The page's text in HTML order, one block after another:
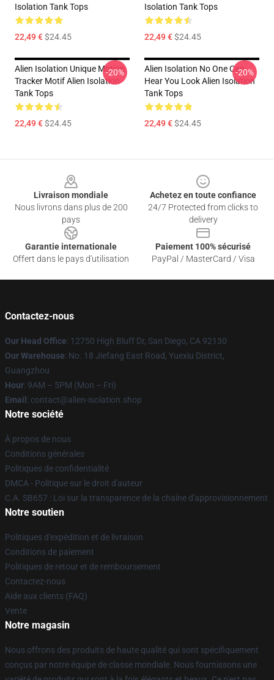
Isolation Tank Tops
22,49 €$24.45
Isolation Tank Tops
22,49 €$24.45
Alien Isolation Unique Motion
Tracker Motif Alien Isolation
Tank Tops
22,49 €$24.45
-20%
Alien Isolation No One Can
Hear You Look Alien Isolation
Tank Tops
22,49 €$24.45
-20%
Livraison mondiale
Nous livrons dans plus de 200
pays
Achetez en toute confiance
24/7 Protected from clicks to
delivery
Garantie internationale
Offert dans le pays d'utilisation
Paiement 100% sécurisé
PayPal / MasterCard / Visa
Contactez-nous
Our Head Office: 12750 High Bluff Dr, San Diego, CA 92130
Our Warehouse: No. 18 Jiefang East Road, Yuexiu District,
Guangzhou
Hour: 9AM – 5PM (Mon – Fri)
Email : contact@alien-isolation.shop
Notre société
À propos de nous
Conditions générales
Politiques de confidentialité
DMCA - Politique sur le droit d'auteur
C.A. SB657 : Loi sur la transparence de la chaîne d'approvisionnement
Notre soutien
Politiques d'expédition et de livraison
Conditions de paiement
Politiques de retour et de remboursement
Contactez-nous
Aide aux clients (FAQ)
Vente
Notre magasin
Nous offrons des produits de haute qualité qui sont spécifiquement
conçus par notre équipe de classe mondiale. Nous fournissons une